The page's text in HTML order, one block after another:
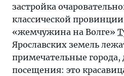
застройка
классической провинции
«жемчужина на Волге»
Ярославских земель
примечательные города,
посещения: это